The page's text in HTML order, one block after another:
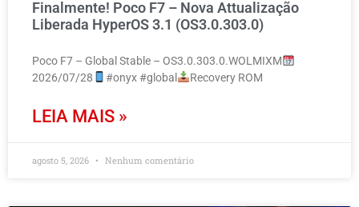
Finalmente! Poco F7 – Nova Attualização
Liberada HyperOS 3.1 (OS3.0.303.0)
Poco F7 – Global Stable – OS3.0.303.0.WOLMIXM
2026/07/28
#onyx #global Recovery ROM
LEIA MAIS »
agosto 5, 2026 Nenhum comentário